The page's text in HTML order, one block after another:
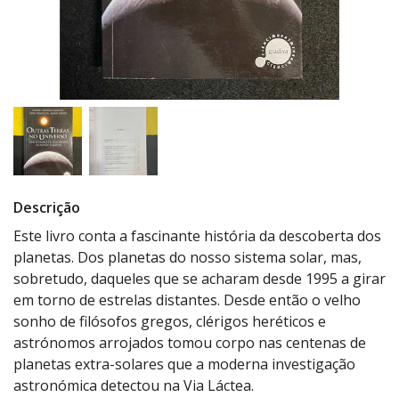
Descrição
Este livro conta a fascinante história da descoberta dos
planetas. Dos planetas do nosso sistema solar, mas,
sobretudo, daqueles que se acharam desde 1995 a girar
em torno de estrelas distantes. Desde então o velho
sonho de filósofos gregos, clérigos heréticos e
astrónomos arrojados tomou corpo nas centenas de
planetas extra-solares que a moderna investigação
astronómica detectou na Via Láctea.